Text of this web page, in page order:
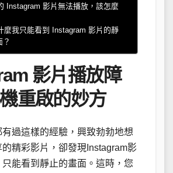
Instagram 影片無法播放，該怎麼
麼我只能看到 Instagram 影片的靜
？
影片播放障
重啟的妙方
過這樣的經驗，興致勃勃地想
精彩影片，卻發現Instagram影
只能看到靜止的畫面。這時，您